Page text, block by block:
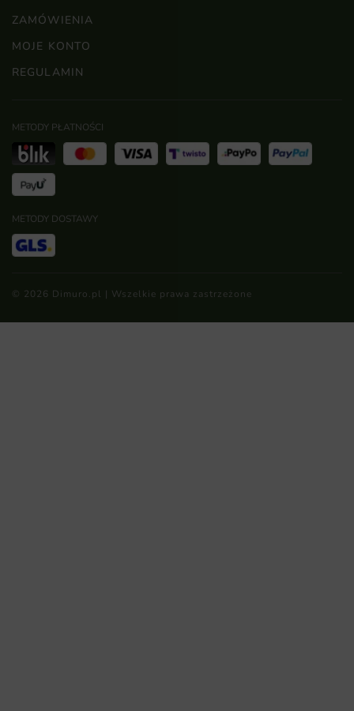
ZAMÓWIENIA
MOJE KONTO
REGULAMIN
METODY PŁATNOŚCI
METODY DOSTAWY
© 2026 Dimuro.pl | Wszelkie prawa zastrzeżone